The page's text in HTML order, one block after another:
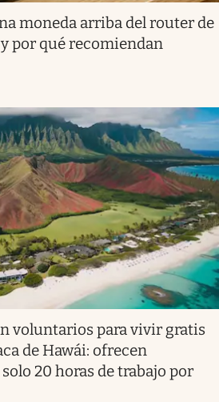
moneda arriba del router de
por qué recomiendan
voluntarios para vivir gratis
de Hawái: ofrecen
20 horas de trabajo por